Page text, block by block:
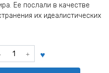
Ее послали в качестве
их идеалистических